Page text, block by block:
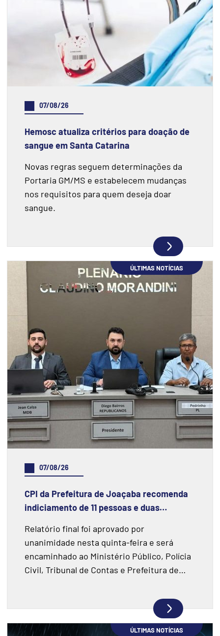
07/08/26
Hemosc atualiza critérios para doação de
sangue em Santa Catarina
Novas regras seguem determinações da
Portaria GM/MS e estabelecem mudanças
nos requisitos para quem deseja doar
sangue.
ÚLTIMAS NOTÍCIAS
07/08/26
CPI da Prefeitura de Joaçaba recomenda
indiciamento de 11 pessoas e duas
Relatório final foi aprovado por
unanimidade nesta quinta-feira e será
encaminhado ao Ministério Público, Polícia
Civil, Tribunal de Contas e Prefeitura de
ÚLTIMAS NOTÍCIAS